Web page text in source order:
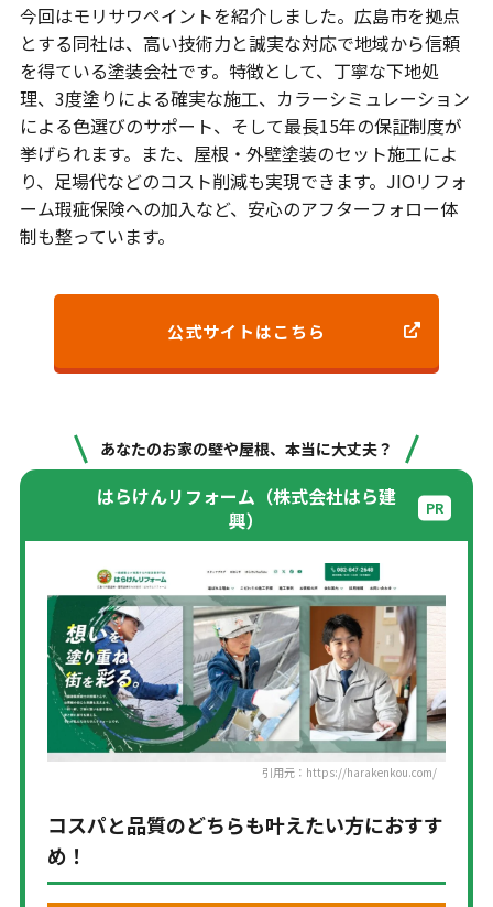
今回はモリサワペイントを紹介しました。広島市を拠点
とする同社は、高い技術力と誠実な対応で地域から信頼
を得ている塗装会社です。特徴として、丁寧な下地処
理、3度塗りによる確実な施工、カラーシミュレーション
による色選びのサポート、そして最長15年の保証制度が
挙げられます。また、屋根・外壁塗装のセット施工によ
り、足場代などのコスト削減も実現できます。JIOリフォ
ーム瑕疵保険への加入など、安心のアフターフォロー体
制も整っています。
公式サイトはこちら
あなたのお家の壁や屋根、本当に大丈夫？
はらけんリフォーム（株式会社はら建
興）
引用元：https://harakenkou.com/
コスパと品質のどちらも叶えたい方におすす
め！